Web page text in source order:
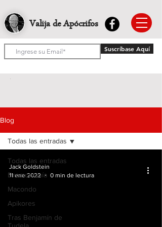
Valija de Apócrifos
Suscríbase Aquí
Blog
Todas las entradas
Dromomanía
Macondo
Apikores
Tras Benjamín de
Todas las entradas
Jack Goldstein
11 ene 2022
0 min de lectura